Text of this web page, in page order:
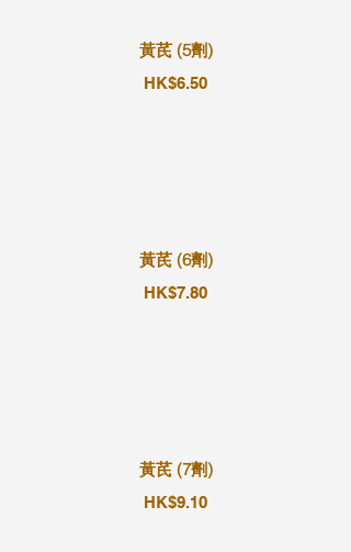
黃芪 (5劑)
HK$6.50
黃芪 (6劑)
HK$7.80
黃芪 (7劑)
HK$9.10